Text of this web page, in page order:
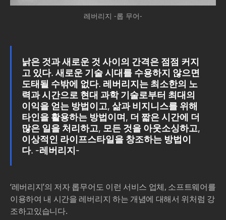
레버리지 -롭 무어-
낡은 것과 새로운 것 사이의 간격은 점점 커지
고 있다. 새로운 기술 시대를 수용하지 않으면
도태될 수밖에 없다. 레버리지는 최소한의 노
력과 시간으로 현대 과학 기술로부터 최대의
이익을 얻는 방법이고, 삶과 비지니스를 위해
타인을 활용하는 방법이며, 더 짧은 시간에 더
많은 일을 처리하고, 모든 것을 아웃소싱하고,
이상적인 라이프스타일을 창조하는 방법이
다. -레버리지-
‘레버리지’의 저자 롭무어도 이런 서비스 업체, 소프트웨어를
이용하여 내 시간을 레버리지 하는 개념에 대해서 위처럼 강
조하고있습니다.